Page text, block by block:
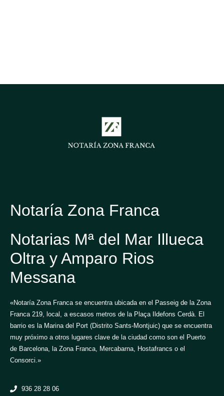
Notaría Zona Franca
Notarias Mª del Mar Illueca
Oltra y Amparo Rios
Messana
«Notaría Zona Franca se encuentra ubicada en el Passeig de la Zona
Franca 219, local, a escasos metros de la Plaça Ildefons Cerdà. El
barrio es la Marina del Port (Distrito Sants-Montjuic) que se encuentra
muy próximo a otros lugares clave de la ciudad como son el Puerto
de Barcelona, la Zona Franca, Mercabarna, Hostafrancs o el
Consorci.»
936 28 28 06